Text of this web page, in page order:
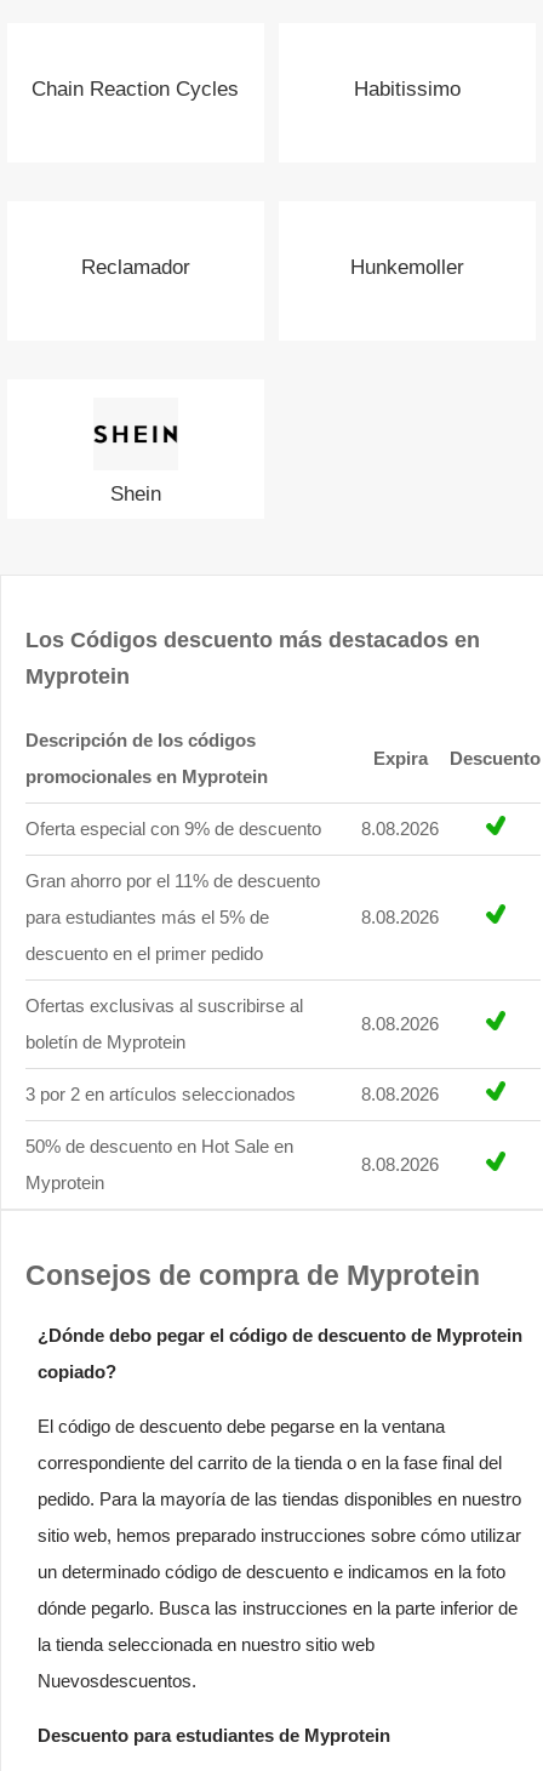
Chain Reaction Cycles Habitissimo
Reclamador Hunkemoller
Shein
Los Códigos descuento más destacados en
Myprotein
Descripción de los códigos
promocionales en Myprotein
Expira Descuento
Oferta especial con 9% de descuento 8.08.2026
Gran ahorro por el 11% de descuento
para estudiantes más el 5% de
descuento en el primer pedido
8.08.2026
Ofertas exclusivas al suscribirse al
boletín de Myprotein
8.08.2026
3 por 2 en artículos seleccionados 8.08.2026
50% de descuento en Hot Sale en
Myprotein
8.08.2026
Consejos de compra de Myprotein
¿Dónde debo pegar el código de descuento de Myprotein
copiado?
El código de descuento debe pegarse en la ventana
correspondiente del carrito de la tienda o en la fase final del
pedido. Para la mayoría de las tiendas disponibles en nuestro
sitio web, hemos preparado instrucciones sobre cómo utilizar
un determinado código de descuento e indicamos en la foto
dónde pegarlo. Busca las instrucciones en la parte inferior de
la tienda seleccionada en nuestro sitio web
Nuevosdescuentos.
Descuento para estudiantes de Myprotein